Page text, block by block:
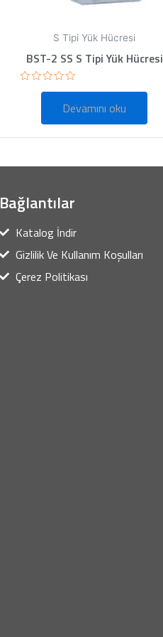
S Tipi Yük Hücresi
BST-2 SS S Tipi Yük Hücresi
Devamını oku
Bağlantılar
Katalog İndir
Gizlilik Ve Kullanım Koşulları
Çerez Politikası